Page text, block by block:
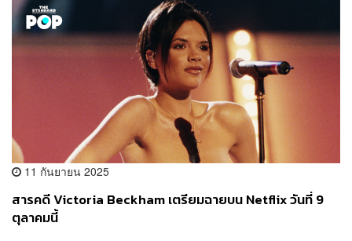
11 กันยายน 2025
สารคดี Victoria Beckham เตรียมฉายบน Netflix วันที่ 9
ตุลาคมนี้